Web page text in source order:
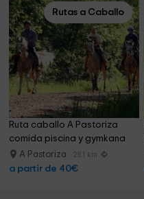
Rutas a Caballo
Ruta caballo A Pastoriza
comida piscina y gymkana
A Pastoriza 28.1 km
a partir de 40€